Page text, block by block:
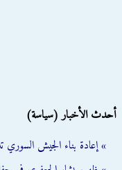
أحدث الأخبار (سياسة)
» إعادة بناء الجيش